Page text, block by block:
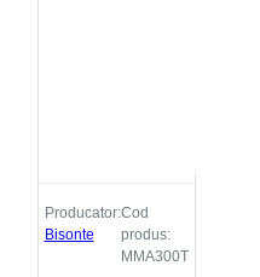
Producator:
Bisonte
Cod
produs:
MMA300T